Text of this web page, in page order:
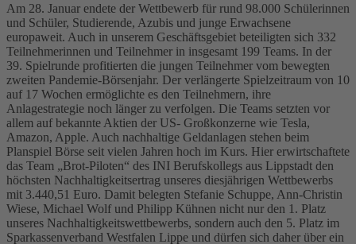
Am 28. Januar endete der Wettbewerb für rund 98.000 Schülerinnen
und Schüler, Studierende, Azubis und junge Erwachsene
europaweit. Auch in unserem Geschäftsgebiet beteiligten sich 332
Teilnehmerinnen und Teilnehmer in insgesamt 199 Teams. In der
39. Spielrunde profitierten die jungen Teilnehmer vom bewegten
zweiten Pandemie-Börsenjahr. Der verlängerte Spielzeitraum von 10
auf 17 Wochen ermöglichte es den Teilnehmern, ihre
Anlagestrategie noch länger zu verfolgen. Die Teams setzten vor
allem auf bekannte Aktien der US- Großkonzerne wie Tesla,
Amazon, Apple. Auch nachhaltige Geldanlagen stehen beim
Planspiel Börse seit vielen Jahren hoch im Kurs. Hier erwirtschaftete
das Team „Brot-Piloten“ des INI Berufskollegs aus Lippstadt den
höchsten Nachhaltigkeitsertrag unseres diesjährigen Wettbewerbs
mit 3.440,51 Euro. Damit belegten Stefanie Schuppe, Ann-Christin
Wiese, Michael Wolf und Philipp Kühnen nicht nur den 1. Platz
unseres Nachhaltigkeitswettbewerbs, sondern auch den 5. Platz im
Sparkassenverband Westfalen Lippe und dürfen sich daher über ein